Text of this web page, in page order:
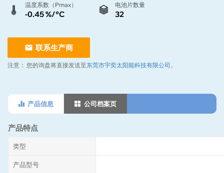
温度系数（Pmax）
-0.45 %/°C
电池片数量
32
联系生产商
注意： 您的询盘将直接发送至东莞市宇奕太阳能科技有限公司 。
产品信息 公司档案页
产品特点
类型
产品型号